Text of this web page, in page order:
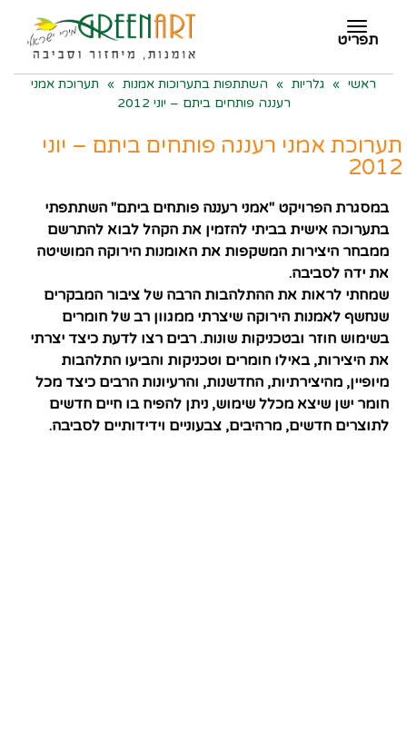
תפריט
תפריט
ראשי » גלריות » השתתפות בתערוכות אמנות » תערוכת אמני
רעננה פותחים ביתם – יוני 2012
תערוכת אמני רעננה פותחים ביתם – יוני
2012
במסגרת הפרויקט "אמני רעננה פותחים ביתם" השתתפתי
בתערוכה אישית בביתי להזמין את הקהל לבוא להתרשם
ממבחר היצירות המשקפות את האומנות הירוקה המושיטה
את ידה לסביבה.
שמחתי לראות את ההתלהבות הרבה של ציבור המבקרים
שנחשף לאמנות הירוקה שיצרתי ממגוון רב של חומרים
בשימוש חוזר ובטכניקות שונות. רבים רצו לדעת כיצד יצרתי
את היצירות, באילו חומרים וטכניקות והביעו התלהבות
מיופיין, מהיצירתיות, החדשנות, והרעיונות הרבים כיצד מכל
חומר ישן שיצא מכלל שימוש, ניתן להפיח בו חיים חדשים
לתוצרים חדשים, מרהיבים, צבעוניים וידידותיים לסביבה.